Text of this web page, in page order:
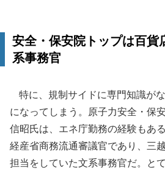
安全・保安院トップは百貨
系事務官
特に、規制サイドに専門知識が
になってしまう。原子力安全・保
信昭氏は、エネ庁勤務の経験もあ
経産省商務流通審議官であり、三
担当をしていた文系事務官だ。と